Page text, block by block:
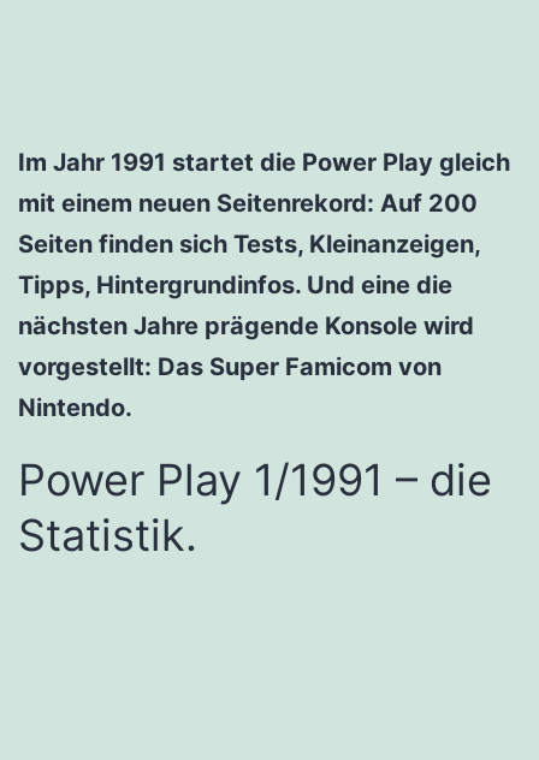
Im Jahr 1991 startet die Power Play gleich
mit einem neuen Seitenrekord: Auf 200
Seiten finden sich Tests, Kleinanzeigen,
Tipps, Hintergrundinfos. Und eine die
nächsten Jahre prägende Konsole wird
vorgestellt: Das Super Famicom von
Nintendo.
Power Play 1/1991 – die
Statistik.